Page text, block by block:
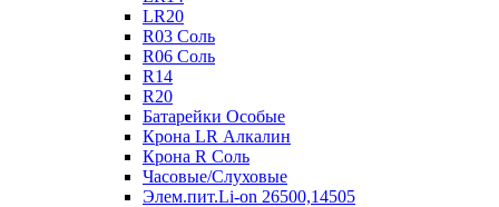
LR20
R03 Соль
R06 Соль
R14
R20
Батарейки Особые
Крона LR Алкалин
Крона R Соль
Часовые/Слуховые
Элем.пит.Li-on 26500,14505